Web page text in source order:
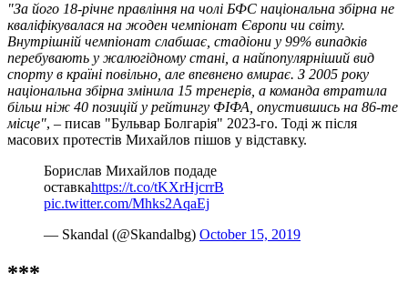
"За його 18-річне правління на чолі БФС національна збірна не
кваліфікувалася на жоден чемпіонат Європи чи світу.
Внутрішній чемпіонат слабшає, стадіони у 99% випадків
перебувають у жалюгідному стані, а найпопулярніший вид
спорту в країні повільно, але впевнено вмирає. З 2005 року
національна збірна змінила 15 тренерів, а команда втратила
більш ніж 40 позицій у рейтингу ФІФА, опустившись на 86-те
місце", – писав "Бульвар Болгарія" 2023-го. Тоді ж після
масових протестів Михайлов пішов у відставку.
Борислав Михайлов подаде
оставкаhttps://t.co/tKXrHjcrrB
pic.twitter.com/Mhks2AqaEj
— Skandal (@Skandalbg) October 15, 2019
***